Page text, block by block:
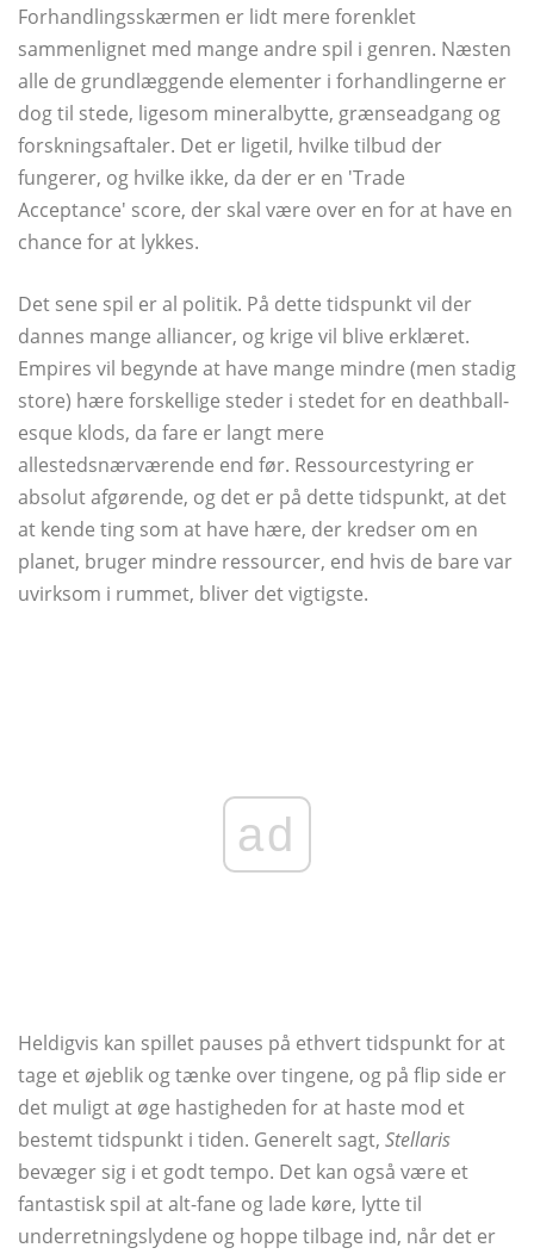
Forhandlingsskærmen er lidt mere forenklet
sammenlignet med mange andre spil i genren. Næsten
alle de grundlæggende elementer i forhandlingerne er
dog til stede, ligesom mineralbytte, grænseadgang og
forskningsaftaler. Det er ligetil, hvilke tilbud der
fungerer, og hvilke ikke, da der er en 'Trade
Acceptance' score, der skal være over en for at have en
chance for at lykkes.
Det sene spil er al politik. På dette tidspunkt vil der
dannes mange alliancer, og krige vil blive erklæret.
Empires vil begynde at have mange mindre (men stadig
store) hære forskellige steder i stedet for en deathball-
esque klods, da fare er langt mere
allestedsnærværende end før. Ressourcestyring er
absolut afgørende, og det er på dette tidspunkt, at det
at kende ting som at have hære, der kredser om en
planet, bruger mindre ressourcer, end hvis de bare var
uvirksom i rummet, bliver det vigtigste.
ad
Heldigvis kan spillet pauses på ethvert tidspunkt for at
tage et øjeblik og tænke over tingene, og på flip side er
det muligt at øge hastigheden for at haste mod et
bestemt tidspunkt i tiden. Generelt sagt, Stellaris
bevæger sig i et godt tempo. Det kan også være et
fantastisk spil at alt-fane og lade køre, lytte til
underretningslydene og hoppe tilbage ind, når det er